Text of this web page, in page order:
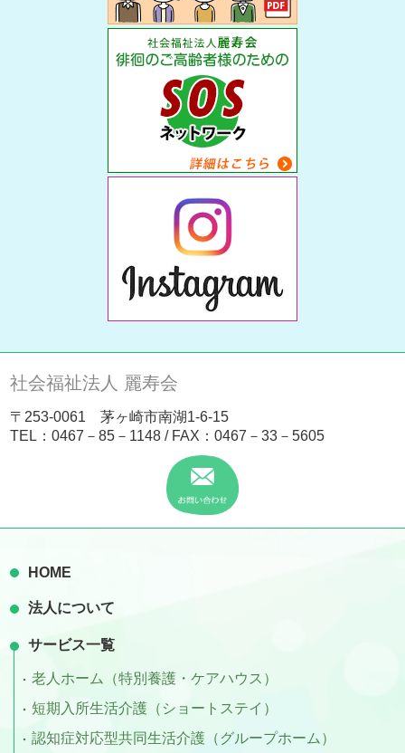
社会福祉法人 麗寿会
〒253-0061 茅ヶ崎市南湖1-6-15
TEL：0467－85－1148 / FAX：0467－33－5605
HOME
法人について
サービス一覧
老人ホーム（特別養護・ケアハウス）
短期入所生活介護（ショートステイ）
認知症対応型共同生活介護（グループホーム）